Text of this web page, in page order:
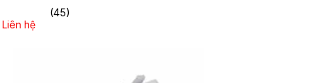
(45)
Liên hệ